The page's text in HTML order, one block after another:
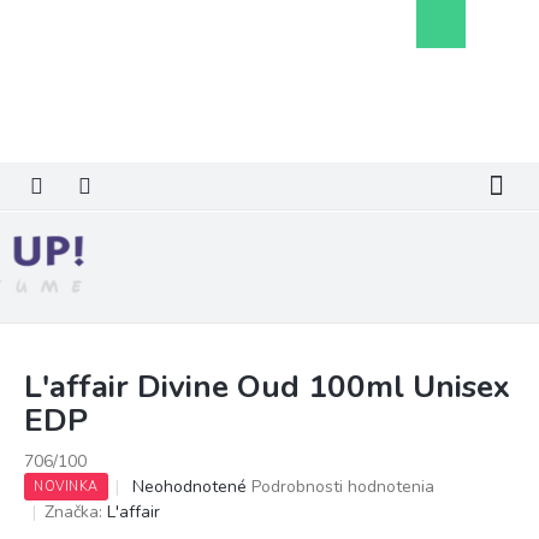
košík
L'affair Divine Oud 100ml Unisex
EDP
706/100
NOVINKA
Priemerné
hodnotenie
Neohodnotené Podrobnosti hodnotenia
Značka: L'affair